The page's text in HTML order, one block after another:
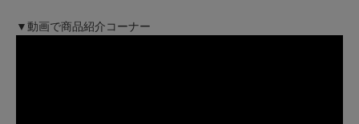
▼動画で商品紹介コーナー